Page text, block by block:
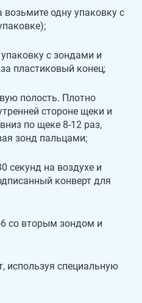
возьмите одну упаковку с
с зондами и
пластиковый конец;
полость. Плотно
стороне щеки и
по щеке 8-12 раз,
зонд пальцами;
секунд на воздухе и
конверт для
со вторым зондом и
используя специальную